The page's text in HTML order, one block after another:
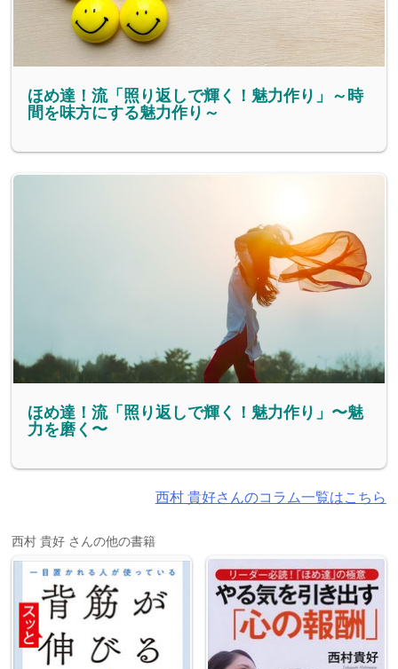
ほめ達！流「照り返しで輝く！魅力作り」～時
間を味方にする魅力作り～
ほめ達！流「照り返しで輝く！魅力作り」〜魅
力を磨く〜
西村 貴好さんのコラム一覧はこちら
西村 貴好 さんの他の書籍